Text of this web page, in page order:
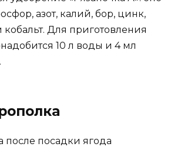
азот, калий, бор, цинк,
Для приготовления
10 л воды и 4 мл
после посадки ягода